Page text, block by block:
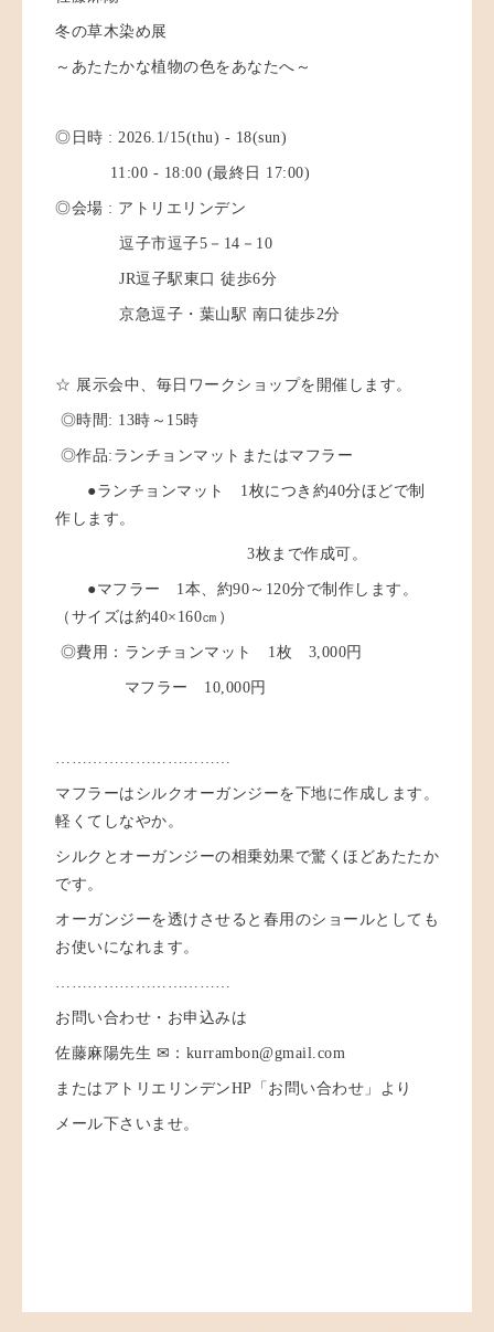
冬の草木染め展
～あたたかな植物の色をあなたへ～
◎日時 : 2026.1/15(thu) - 18(sun)
11:00 - 18:00 (最終日 17:00)
◎会場 : アトリエリンデン
逗子市逗子5－14－10
JR逗子駅東口 徒歩6分
京急逗子・葉山駅 南口徒歩2分
☆ 展示会中、毎日ワークショップを開催します。
◎時間: 13時～15時
◎作品:ランチョンマットまたはマフラー
●ランチョンマット 1枚につき約40分ほどで制
作します。
3枚まで作成可。
●マフラー 1本、約90～120分で制作します。
（サイズは約40×160㎝）
◎費用：ランチョンマット 1枚 3,000円
マフラー 10,000円
マフラーはシルクオーガンジーを下地に作成します。
軽くてしなやか。
シルクとオーガンジーの相乗効果で驚くほどあたたか
です。
オーガンジーを透けさせると春用のショールとしても
お使いになれます。
お問い合わせ・お申込みは
佐藤麻陽先生 ✉：kurrambon@gmail.com
またはアトリエリンデンHP「お問い合わせ」より
メール下さいませ。